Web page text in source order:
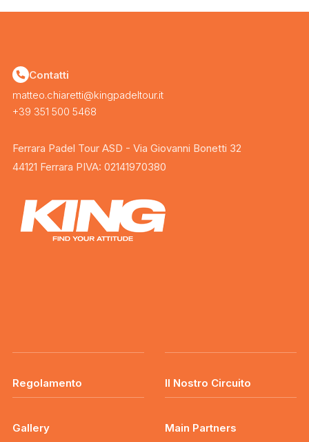
Contatti
matteo.chiaretti@kingpadeltour.it
+39 351 500 5468
Ferrara Padel Tour ASD - Via Giovanni Bonetti 32
44121 Ferrara PIVA: 02141970380
Regolamento Il Nostro Circuito
Gallery Main Partners